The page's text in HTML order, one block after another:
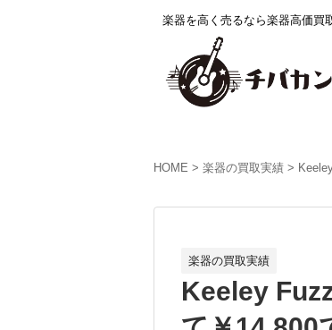
楽器を高く売るなら楽器高価買
HOME 楽器の買取実績
楽器の買取実績
Keeley